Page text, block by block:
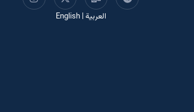
العربية |
English